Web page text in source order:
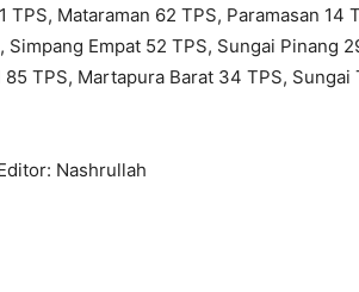
TPS, Mataraman 62 TPS, Paramasan 14
Simpang Empat 52 TPS, Sungai Pinang
TPS, Martapura Barat 34 TPS, Sungai
Nashrullah